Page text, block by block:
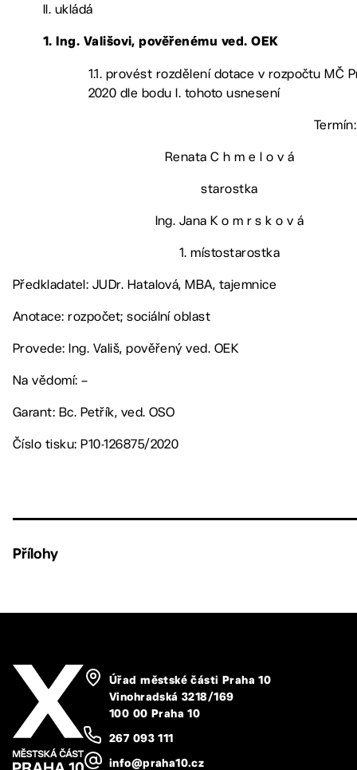
II. ukládá
1. Ing. Vališovi, pověřenému ved. OEK
1.1. provést rozdělení dotace v rozpočtu MČ
2020 dle bodu I. tohoto usnesení
Renata C h m e l o v á
starostka
Ing. Jana K o m r s k o v á
1. místostarostka
Předkladatel: JUDr. Hatalová, MBA, tajemnice
Anotace: rozpočet; sociální oblast
Provede: Ing. Vališ, pověřený ved. OEK
Na vědomí: –
Garant: Bc. Petřík, ved. OSO
Číslo tisku: P10-126875/2020
Přílohy
Úřad městské části Praha 10
Vinohradská 3218/169
100 00 Praha 10
267 093 111
info@praha10.cz